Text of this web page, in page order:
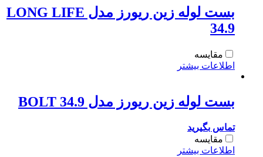
بست لوله زین ریورز مدل LONG LIFE
34.9
مقایسه
اطلاعات بیشتر
بست لوله زین ریورز مدل BOLT 34.9
تماس بگیرید
مقایسه
اطلاعات بیشتر